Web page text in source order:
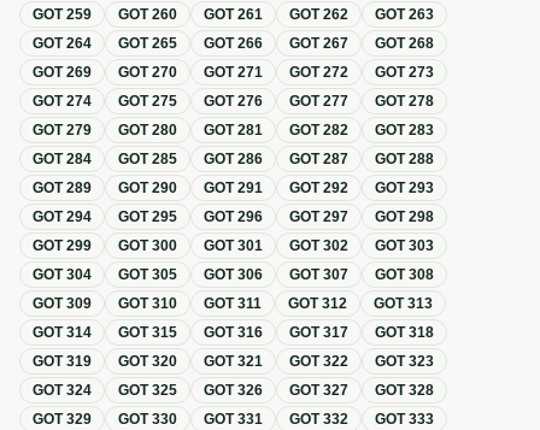
GOT259 GOT260 GOT261 GOT262 GOT263
GOT264 GOT265 GOT266 GOT267 GOT268
GOT269 GOT270 GOT271 GOT272 GOT273
GOT274 GOT275 GOT276 GOT277 GOT278
GOT279 GOT280 GOT281 GOT282 GOT283
GOT284 GOT285 GOT286 GOT287 GOT288
GOT289 GOT290 GOT291 GOT292 GOT293
GOT294 GOT295 GOT296 GOT297 GOT298
GOT299 GOT300 GOT301 GOT302 GOT303
GOT304 GOT305 GOT306 GOT307 GOT308
GOT309 GOT310 GOT311 GOT312 GOT313
GOT314 GOT315 GOT316 GOT317 GOT318
GOT319 GOT320 GOT321 GOT322 GOT323
GOT324 GOT325 GOT326 GOT327 GOT328
GOT329 GOT330 GOT331 GOT332 GOT333